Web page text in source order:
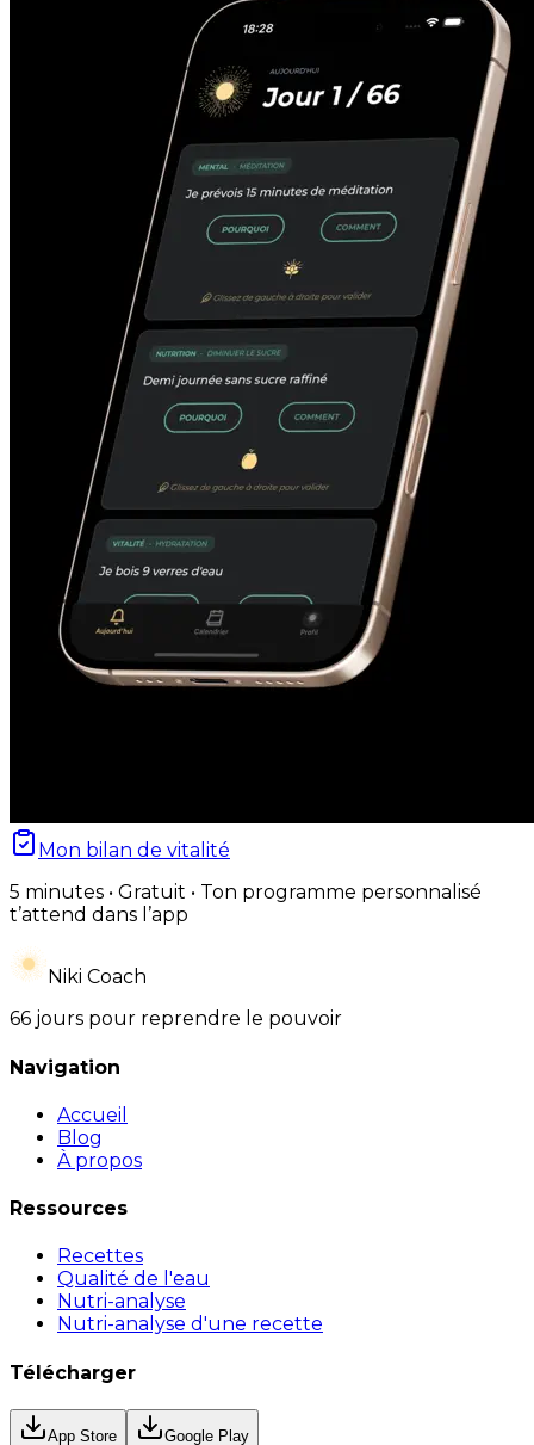
Mon bilan de vitalité
5 minutes • Gratuit • Ton programme personnalisé
t’attend dans l’app
Niki Coach
66 jours pour reprendre le pouvoir
Navigation
Accueil
Blog
À propos
Ressources
Recettes
Qualité de l'eau
Nutri-analyse
Nutri-analyse d'une recette
Télécharger
App Store Google Play